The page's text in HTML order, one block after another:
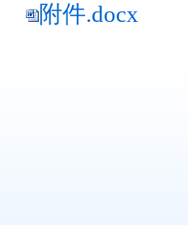
附件.docx